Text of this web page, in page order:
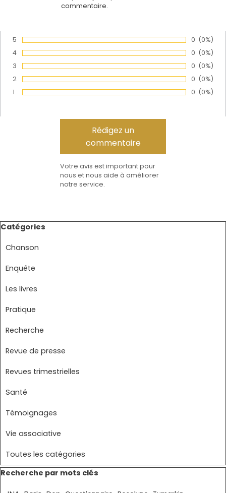
commentaire.
5 Nombre
0 (0%)
4 Nombre
0 (0%)
3 Nombre
0 (0%)
2 Nombre
0 (0%)
1 Nombre
0 (0%)
Votre avis est important pour
nous et nous aide à améliorer
notre service.
Sauter le bloc Catégories
Catégories
Chanson
Enquête
Les livres
Pratique
Recherche
Revue de presse
Revues trimestrielles
Santé
Témoignages
Vie associative
Toutes les catégories
Sauter le bloc Recherche par mots clés
Recherche par mots clés